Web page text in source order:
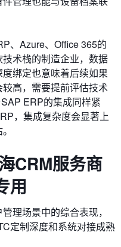
、Azure、Office 365的
术栈的制造企业，数据
绑定也意味着后续如果
高，需要提前评估技术
ERP的集成同样紧
，集成复杂度会显著上
CRM服务商
用
理场景中的综合表现，
定制深度和系统对接成熟